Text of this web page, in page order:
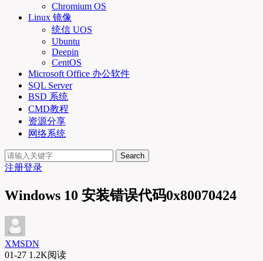
Chromium OS
Linux 镜像
统信 UOS
Ubuntu
Deepin
CentOS
Microsoft Office 办公软件
SQL Server
BSD 系统
CMD教程
资源分享
网络系统
Search
注册登录
Windows 10 安装错误代码0x80070424
XMSDN
01-27 1.2K阅读